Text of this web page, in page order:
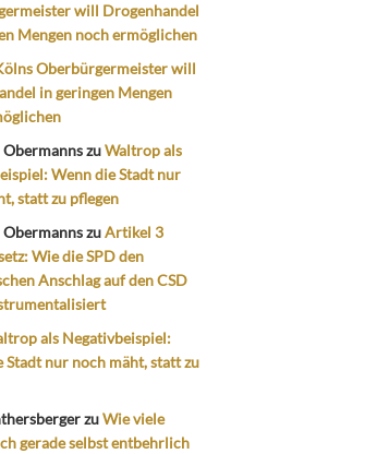
will Drogenhandel
Mengen noch ermöglichen
Oberbürgermeister will
in geringen Mengen
zuWaltrop als
Wenn die Stadt nur
statt zu pflegen
zuArtikel 3
Wie die SPD den
Anschlag auf den CSD
als Negativbeispiel:
Stadt nur noch mäht, statt zu
zuWie viele
gerade selbst entbehrlich